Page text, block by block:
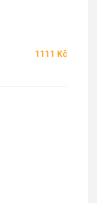
1111 Kč